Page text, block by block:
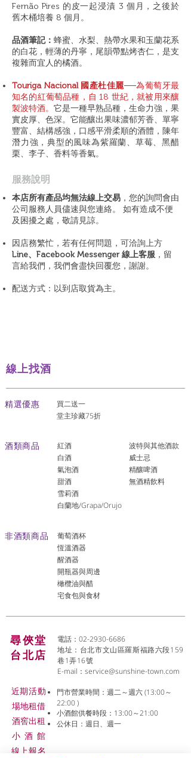
Fernão Pires 的皮一起浸漬 3 個月，之後於
舊木桶培養 8 個月。
品酒筆記： 蜂蜜、水梨、熱帶水果和玉蘭花系
的白花，輕薄的丹寧，尾韻帶點烤杏仁，是支
複雜而宜人的橘酒。
Touriga Nacional 國產杜佳麗──為葡萄牙最
知名的紅葡萄品種，自 18 世紀，就被用來釀
製波特酒。 它是一種早熟品種，生命力強，果
實皮厚、色深。它能釀出果味濃郁芳香、單寧
豐富、結構感強，口感平滑柔順的酒體，陳年
潛力強，典型的風味為紫羅蘭、草莓、黑醋
栗、李子、香料等香氣。
​服務說明
本店所有產品均無法線上交易 ，您的詢問會由
公司服務人員儘速與您連絡。 如有造成不便
及困擾之處，敬請見諒。
因店務繁忙，若有任何問題，可洽詢上方
Line、Facebook Messenger 線上客服 ，留
言給我們，我們會盡快回覆您，謝謝。
配送方式：以到店取貨為主。
線上找酒
​精選優惠
買二送一
堂主珍藏75折
酒類商品
紅酒
白酒
氣泡酒
​甜酒
雪莉酒
白蘭地/Grapa/Orujo
波特與其他酒款
威士忌
精釀啤酒
​無酒精飲料
非酒類商品
葡萄酒杯
恆溫酒器
醒酒器
開瓶器與周邊
橄欖油與醋
宅食包與食材
尋俠堂
台北店
電話：02-2930-6686
地址：台北市文山區羅斯福路六段159
巷1弄16號
E-mail： service@sunshine-town.com
近期活動
場地租借
​酒窖出租
小酒 館
線上報名
門市營業時間：週二～週六 (13:00～
22:00 )
小酒館供餐時段：13:00～21:00
公休日：週日、週一